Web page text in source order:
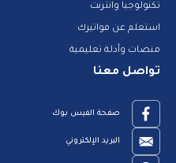
تكنولوجيا وانترنت
استعلم عن فواتيرك
منصات وأدلة تعليمية
تواصل معنا
صفحة الفيس بوك
البريد الإلكتروني